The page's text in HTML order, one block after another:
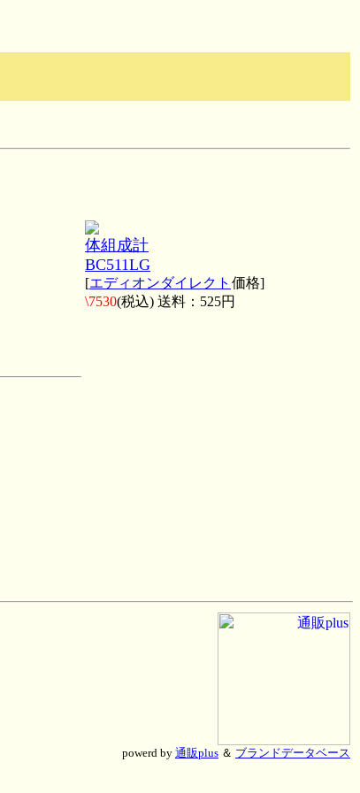
体組成計
BC511LG
[エディオンダイレクト 価格]
\7530(税込) 送料：525円
powerd by 通販plus ＆ ブランドデータベース